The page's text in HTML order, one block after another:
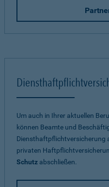
Um auch in Ihrer aktuellen
können Beamte und
Diensthaftpflichtversicherung
privaten
Schutz abschließen.